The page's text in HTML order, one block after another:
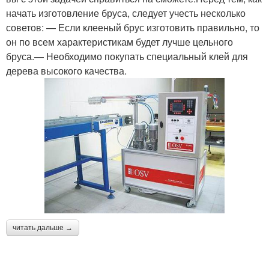
начать изготовление бруса, следует учесть несколько
советов: — Если клееный брус изготовить правильно, то
он по всем характеристикам будет лучше цельного
бруса.— Необходимо покупать специальный клей для
дерева высокого качества.
читать дальше →